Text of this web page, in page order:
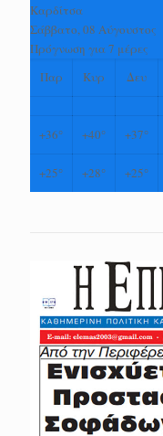
Καρδίτσα
Σάββατο, 08 Αύγουστος
Πρόγνωση για 7 μέρες
Παρ
Κυρ Δευ
+36° +40° +37°
+25° +28° +25°